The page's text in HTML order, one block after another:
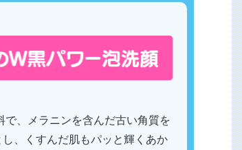
で、メラニンを含んだ古い角質を
、くすんだ肌もパッと輝くあか